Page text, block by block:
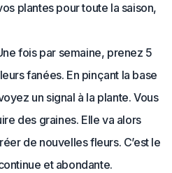
plantes pour toute la saison,
fois par semaine, prenez 5
fanées. En pinçant la base
un signal à la plante. Vous
des graines. Elle va alors
de nouvelles fleurs. C’est le
et abondante.